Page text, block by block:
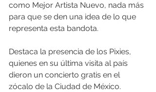
como Mejor Artista Nuevo, nada más
para que se den una idea de lo que
representa esta bandota.
Destaca la presencia de los Pixies,
quienes en su última visita al país
dieron un concierto gratis en el
zócalo de la Ciudad de México.